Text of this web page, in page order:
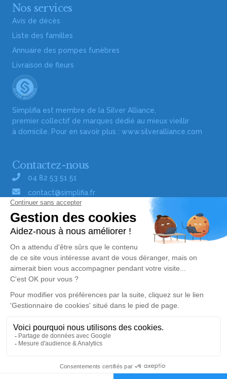
Alerte décès
Nos services
Avis de décès
Liste des familles
Annuaire des pompes funèbres
Livraison de fleurs
Simplifia est membre de la Silver Alliance,
premier collectif de marques dédié au mieux vieillir
à domicile. Pour en savoir plus : www.silveralliance.com
Contactez-nous
04 82 53 51 51
contact@simplifia.fr
Réseaux sociaux
Liens utiles
Publier un avis de décès
Signaler un abus/une erreur
Consultez nos offres d'emploi
Politique de traitement des données
Mentions légales